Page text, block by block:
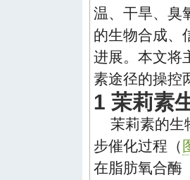
温、干旱、臭
的生物合成、
进展。本文将
素途径的操控
1 茉莉素
茉莉素的生
步催化过程（
在脂肪氧合酶